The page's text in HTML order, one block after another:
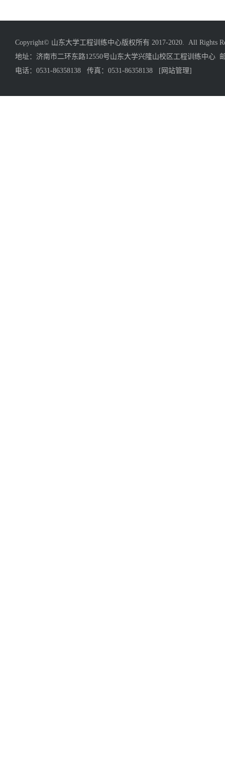
Copyright© 山东大学工程训练中心版权所有 2017-2020. All Rights
地址：济南市二环东路12550号山东大学兴隆山校区工程训练中心
电话：0531-86358138 传真：0531-86358138
[网站管理]